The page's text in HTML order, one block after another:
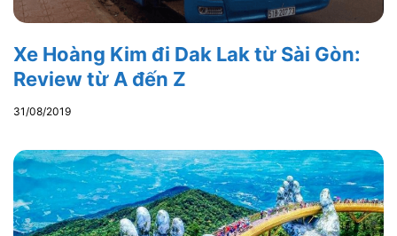
Xe Hoàng Kim đi Dak Lak từ Sài Gòn:
Review từ A đến Z
31/08/2019